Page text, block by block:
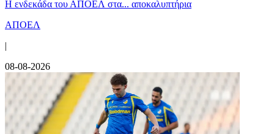
Η ενδεκάδα του ΑΠΟΕΛ στα... αποκαλυπτήρια
ΑΠΟΕΛ
|
08-08-2026